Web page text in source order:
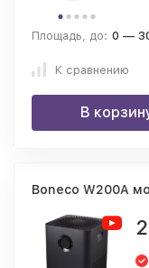
Площадь, до: 0 —
К сравнению
В
Boneco W200A